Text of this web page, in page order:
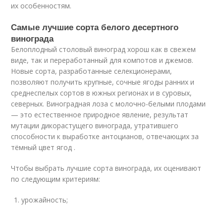
их особенностям.
Самые лучшие сорта белого десертного
винограда
Белоплодный столовый виноград хорош как в свежем
виде, так и переработанный для компотов и джемов.
Новые сорта, разработанные селекционерами,
позволяют получить крупные, сочные ягоды ранних и
среднеспелых сортов в южных регионах и в суровых,
северных. Виноградная лоза с молочно-белыми плодами
— это естественное природное явление, результат
мутации дикорастущего винограда, утратившего
способности к выработке антоцианов, отвечающих за
тёмный цвет ягод .
Чтобы выбрать лучшие сорта винограда, их оценивают
по следующим критериям:
урожайность;